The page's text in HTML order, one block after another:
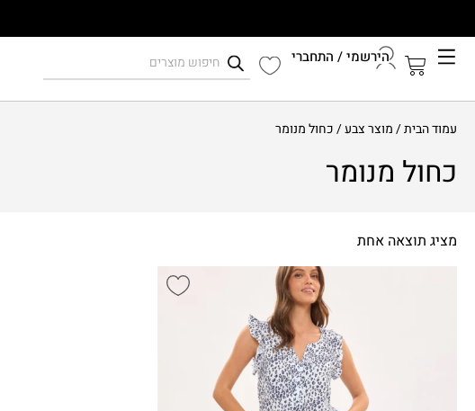
הירשמי / התחברי
עמוד הבית/ מוצר צבע / כחול מנומר
כחול מנומר
מציג תוצאה אחת